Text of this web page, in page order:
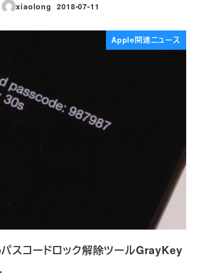
xiaolong
投稿日
2018-07-11
Apple関連ニュース
スコードロック解除ツールGrayKey